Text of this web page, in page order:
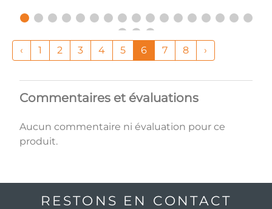
‹ 1 2 3 4 5 6 7 8 ›
Commentaires et évaluations
Aucun commentaire ni évaluation pour ce
produit.
RESTONS EN CONTACT